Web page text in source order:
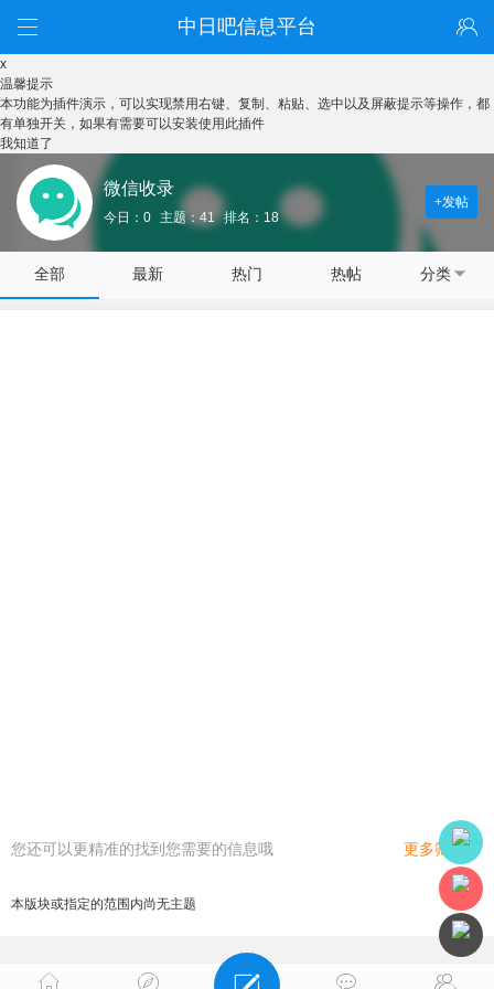
中日吧信息平台
x
温馨提示
本功能为插件演示，可以实现禁用右键、复制、粘贴、选中以及屏蔽提示等操作，都
有单独开关，如果有需要可以安装使用此插件
我知道了
微信收录
今日：0 主题：41 排名：18
+发帖
全部 最新 热门 热帖 分类
您还可以更精准的找到您需要的信息哦 更多筛选
本版块或指定的范围内尚无主题